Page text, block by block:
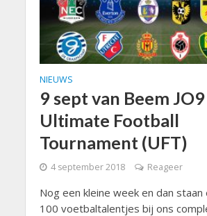
NIEUWS
9 sept van Beem JO9
Ultimate Football
Tournament (UFT)
4 september 2018 Reageer
Nog een kleine week en dan staan
100 voetbaltalentjes bij ons